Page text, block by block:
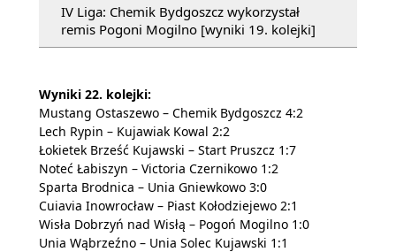
IV Liga: Chemik Bydgoszcz wykorzystał
remis Pogoni Mogilno [wyniki 19. kolejki]
Wyniki 22. kolejki:
Mustang Ostaszewo – Chemik Bydgoszcz 4:2
Lech Rypin – Kujawiak Kowal 2:2
Łokietek Brześć Kujawski – Start Pruszcz 1:7
Noteć Łabiszyn – Victoria Czernikowo 1:2
Sparta Brodnica – Unia Gniewkowo 3:0
Cuiavia Inowrocław – Piast Kołodziejewo 2:1
Wisła Dobrzyń nad Wisłą – Pogoń Mogilno 1:0
Unia Wąbrzeźno – Unia Solec Kujawski 1:1